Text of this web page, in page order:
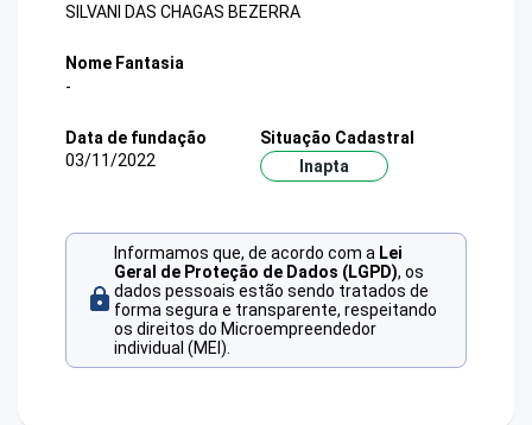
SILVANI DAS CHAGAS BEZERRA
Nome Fantasia
-
Data de fundação
03/11/2022
Situação Cadastral
Inapta
Informamos que, de acordo com a Lei
Geral de Proteção de Dados (LGPD), os
dados pessoais estão sendo tratados de
forma segura e transparente, respeitando
os direitos do Microempreendedor
individual (MEI).